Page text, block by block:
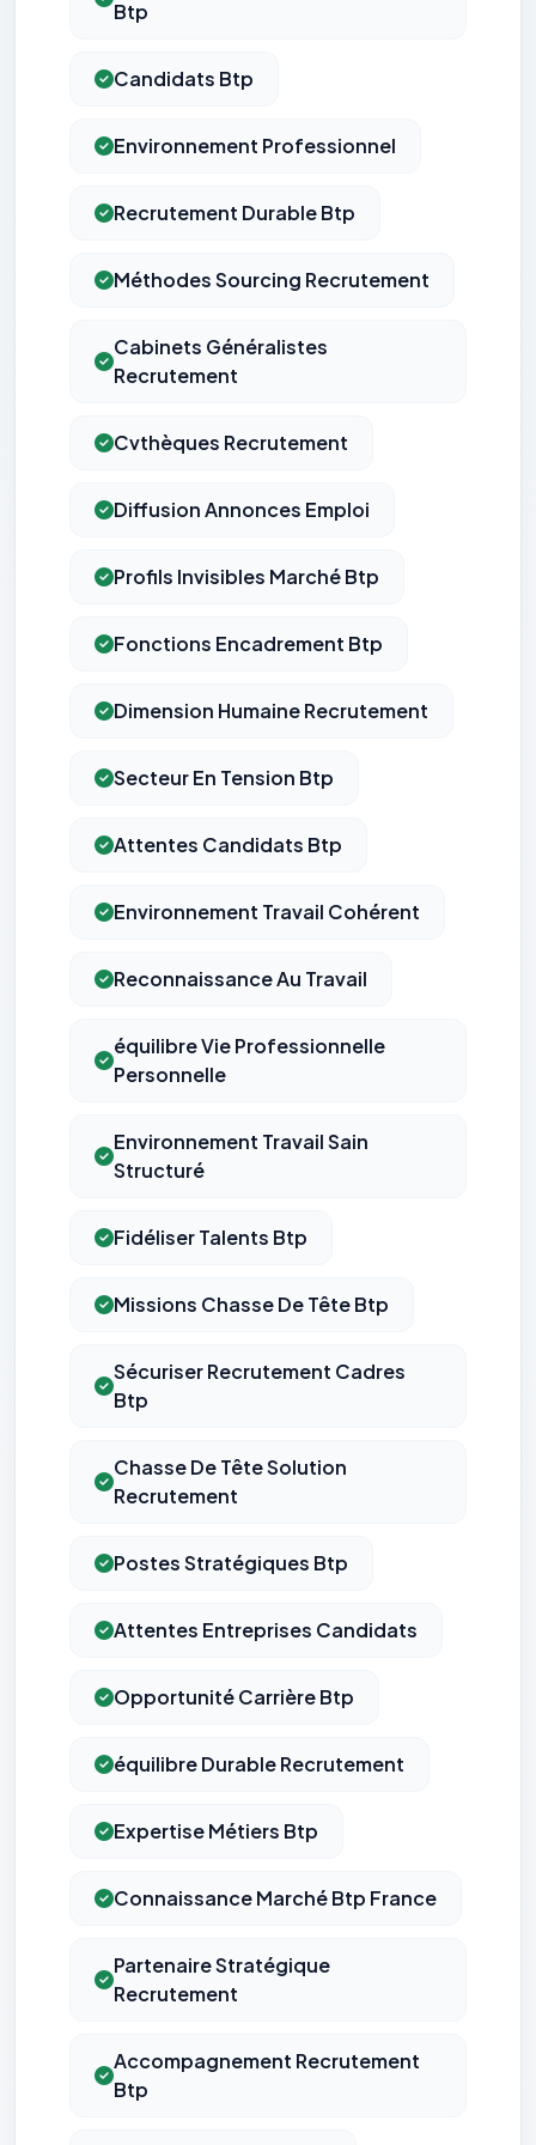
Btp
Candidats Btp
Environnement Professionnel
Recrutement Durable Btp
Méthodes Sourcing Recrutement
Cabinets Généralistes
Recrutement
Cvthèques Recrutement
Diffusion Annonces Emploi
Profils Invisibles Marché Btp
Fonctions Encadrement Btp
Dimension Humaine Recrutement
Secteur En Tension Btp
Attentes Candidats Btp
Environnement Travail Cohérent
Reconnaissance Au Travail
équilibre Vie Professionnelle
Personnelle
Environnement Travail Sain
Structuré
Fidéliser Talents Btp
Missions Chasse De Tête Btp
Sécuriser Recrutement Cadres
Btp
Chasse De Tête Solution
Recrutement
Postes Stratégiques Btp
Attentes Entreprises Candidats
Opportunité Carrière Btp
équilibre Durable Recrutement
Expertise Métiers Btp
Connaissance Marché Btp France
Partenaire Stratégique
Recrutement
Accompagnement Recrutement
Btp